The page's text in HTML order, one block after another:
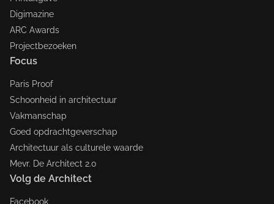
Digimazine
ARC Awards
Projectbezoeken
Focus
Paris Proof
Schoonheid in architectuur
Vakmanschap
Goed opdrachtgeverschap
Architectuur als culturele waarde
Mevr. De Architect 2.0
Volg de Architect
Facebook